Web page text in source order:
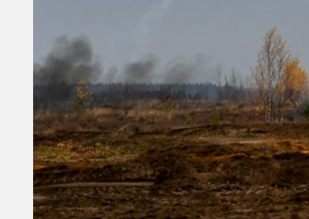
Экология
Происшествия
Приграничье
Деньги
Визиты
Выборы
Агроновости
Едим дома
Ищу семью
Духовное пространство
Спорт
Технологии
Энергетика